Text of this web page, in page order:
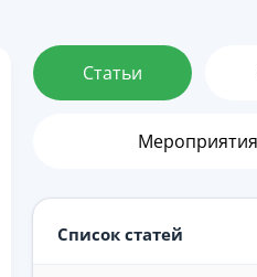
Статьи
Мероприятия
Список статей